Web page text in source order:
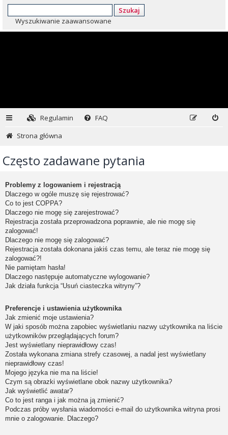
Szukaj
Wyszukiwanie zaawansowane
Regulamin
FAQ
Strona główna
Często zadawane pytania
Problemy z logowaniem i rejestracją
Dlaczego w ogóle muszę się rejestrować?
Co to jest COPPA?
Dlaczego nie mogę się zarejestrować?
Rejestracja została przeprowadzona poprawnie, ale nie mogę się
zalogować!
Dlaczego nie mogę się zalogować?
Rejestracja została dokonana jakiś czas temu, ale teraz nie mogę się
zalogować?!
Nie pamiętam hasła!
Dlaczego następuje automatyczne wylogowanie?
Jak działa funkcja “Usuń ciasteczka witryny”?
Preferencje i ustawienia użytkownika
Jak zmienić moje ustawienia?
W jaki sposób można zapobiec wyświetlaniu nazwy użytkownika na liście
użytkowników przeglądających forum?
Jest wyświetlany nieprawidłowy czas!
Została wykonana zmiana strefy czasowej, a nadal jest wyświetlany
nieprawidłowy czas!
Mojego języka nie ma na liście!
Czym są obrazki wyświetlane obok nazwy użytkownika?
Jak wyświetlić awatar?
Co to jest ranga i jak można ją zmienić?
Podczas próby wysłania wiadomości e-mail do użytkownika witryna prosi
mnie o zalogowanie. Dlaczego?